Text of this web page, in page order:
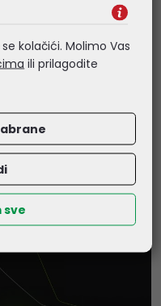
19.04.4160
kolačići. Molimo Vas
ili prilagodite
sve